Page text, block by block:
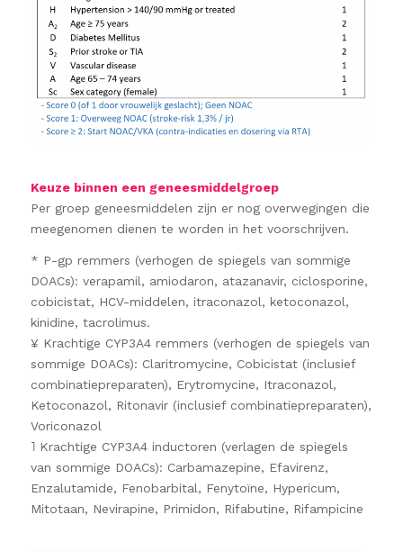
Keuze binnen een geneesmiddelgroep
Per groep geneesmiddelen zijn er nog overwegingen die
meegenomen dienen te worden in het voorschrijven.
* P-gp remmers (verhogen de spiegels van sommige
DOACs): verapamil, amiodaron, atazanavir, ciclosporine,
cobicistat, HCV-middelen, itraconazol, ketoconazol,
kinidine, tacrolimus.
¥ Krachtige CYP3A4 remmers (verhogen de spiegels van
sommige DOACs): Claritromycine, Cobicistat (inclusief
combinatiepreparaten), Erytromycine, Itraconazol,
Ketoconazol, Ritonavir (inclusief combinatiepreparaten),
Voriconazol
˥ Krachtige CYP3A4 inductoren (verlagen de spiegels
van sommige DOACs): Carbamazepine, Efavirenz,
Enzalutamide, Fenobarbital, Fenytoïne, Hypericum,
Mitotaan, Nevirapine, Primidon, Rifabutine, Rifampicine